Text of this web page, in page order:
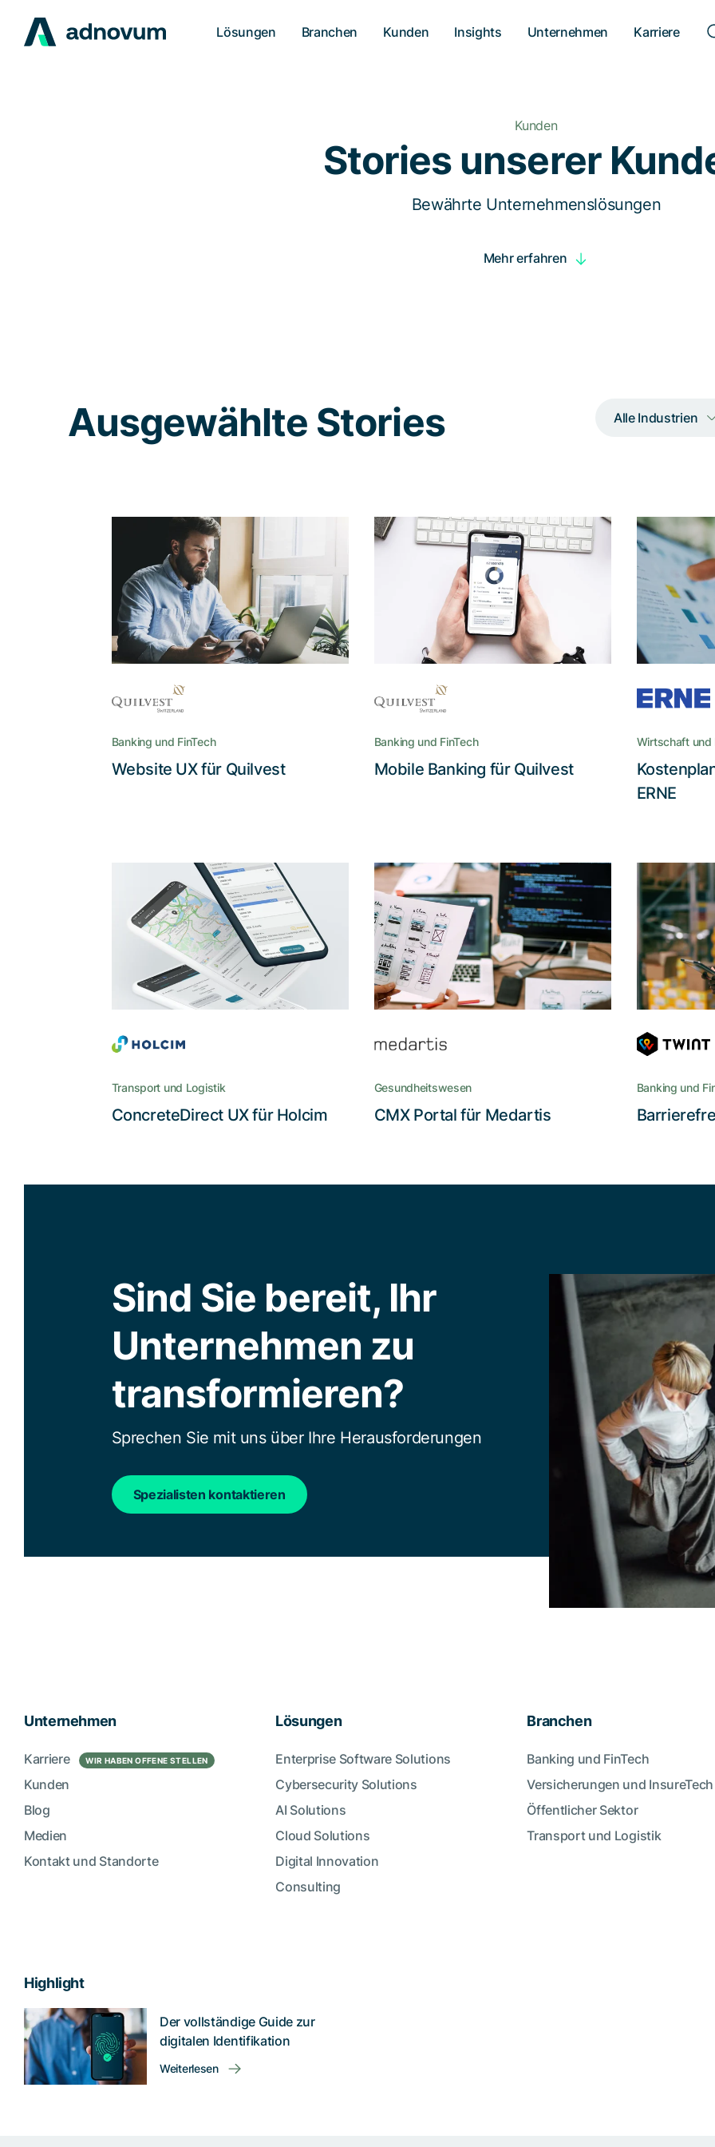
Lösungen Branchen Kunden Insights Unternehmen Karriere
Kunden
Stories unserer
Bewährte Unternehmenslösungen
Mehr erfahren
Ausgewählte Stories Alle Industrien
Wenn bei der
Erstellung einer
Website von Anfang
an UX Best Practices
zur Geltung kommen
und über Quilvest über die neu
geschaffenen, digitalen Kanäle
Banking und FinTech
Website UX für Quilvest
UX Consulting,
Konzept- und agile
App-Entwicklung
Wie man die
Vermögensverwaltung und das
Abwickeln von Bankgeschäften für
Unternehmer und Familien so
einfach, aber auch so sicher wie
Banking und FinTech
Mobile Banking für Quilvest
Der
Die
von
Wirtschaft und
ERNE
Eine komplette
Neuerfindung
jahrzehntealter
Workflows wird mit
grosser
Nutzerakzeptanz
Disponenten und Fahrern und auf
die Bedürfnisse vor Ort schafft ein
stark verbessertes und
Transport und Logistik
ConcreteDirect UX für Holcim
CMX Portal für
Medartis
Use Cases, nutzerzentriertes
Design und Prototypenerstellung
sind nur einige der Prinzipien, die
Adnovum für die Erschaffung des
Lesen Sie die Story
Gesundheitswesen
CMX Portal für Medartis
Die
Banking und
Sind Sie bereit, Ihr
Unternehmen zu
transformieren?
Sprechen Sie mit uns über Ihre Herausforderungen
Spezialisten kontaktieren
Unternehmen
Karriere WIR HABEN OFFENE STELLEN
Kunden
Blog
Medien
Kontakt und Standorte
Lösungen
Enterprise Software Solutions
Cybersecurity Solutions
AI Solutions
Cloud Solutions
Digital Innovation
Consulting
Branchen
Banking und FinTech
Versicherungen und InsureTech
Öffentlicher Sektor
Transport und Logistik
Highlight
Der vollständige Guide zur
digitalen Identifikation
Weiterlesen